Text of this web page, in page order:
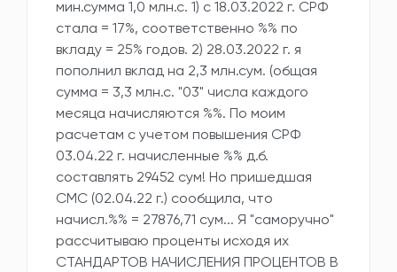
мин.сумма 1,0 млн.с. 1) с 18.03.2022 г. СРФ
стала = 17%, соответственно %% по
вкладу = 25% годов. 2) 28.03.2022 г. я
пополнил вклад на 2,3 млн.сум. (общая
сумма = 3,3 млн.с. "03" числа каждого
месяца начисляются %%. По моим
расчетам с учетом повышения СРФ
03.04.22 г. начисленные %% д.б.
составлять 29452 сум! Но пришедшая
СМС (02.04.22 г.) сообщила, что
начисл.%% = 27876,71 сум... Я "саморучно"
рассчитываю проценты исходя их
СТАНДАРТОВ НАЧИСЛЕНИЯ ПРОЦЕНТОВ В